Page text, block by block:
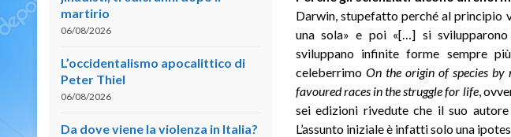
Darwin, stupefatto perché al principio
una sola» e poi «[…] si
sviluppano infinite forme sempre
celeberrimo On the origin of species
favoured races in the struggle for life,
sei edizioni rivedute che il suo
L’assunto iniziale è infatti solo una
martirio
06/08/2026
L’occidentalismo apocalittico di
Peter Thiel
06/08/2026
Da dove viene la violenza in Italia?